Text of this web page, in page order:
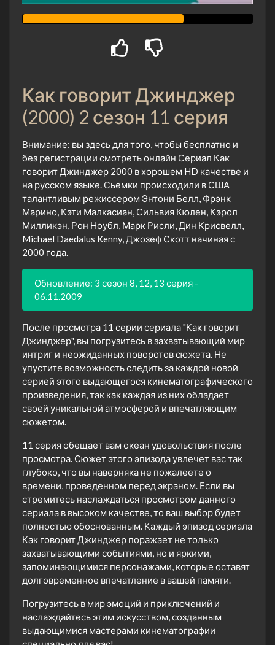
Как говорит Джинджер
(2000) 2 сезон 11 серия
Внимание: вы здесь для того, чтобы бесплатно и
без регистрации смотреть онлайн Сериал Как
говорит Джинджер 2000 в хорошем HD качестве и
на русском языке. Сьемки происходили в США
талантливым режиссером Энтони Белл, Фрэнк
Марино, Кэти Малкасиан, Сильвия Кюлен, Кэрол
Милликэн, Рон Ноубл, Марк Рисли, Дин Крисвелл,
Michael Daedalus Kenny, Джозеф Скотт начиная с
2000 года.
Обновление: 3 сезон 8, 12, 13 серия -
06.11.2009
После просмотра 11 серии сериала "Как говорит
Джинджер", вы погрузитесь в захватывающий мир
интриг и неожиданных поворотов сюжета. Не
упустите возможность следить за каждой новой
серией этого выдающегося кинематографического
произведения, так как каждая из них обладает
своей уникальной атмосферой и впечатляющим
сюжетом.
11 серия обещает вам океан удовольствия после
просмотра. Сюжет этого эпизода увлечет вас так
глубоко, что вы наверняка не пожалеете о
времени, проведенном перед экраном. Если вы
стремитесь наслаждаться просмотром данного
сериала в высоком качестве, то ваш выбор будет
полностью обоснованным. Каждый эпизод сериала
Как говорит Джинджер поражает не только
захватывающими событиями, но и яркими,
запоминающимися персонажами, которые оставят
долговременное впечатление в вашей памяти.
Погрузитесь в мир эмоций и приключений и
наслаждайтесь этим искусством, созданным
выдающимися мастерами кинематографии